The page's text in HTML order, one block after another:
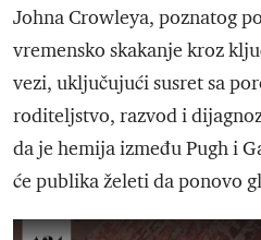
Johna Crowleya, poznatog po
vremensko skakanje kroz
vezi, uključujući susret sa
roditeljstvo, razvod i
da je hemija između Pugh i
će publika želeti da ponovo